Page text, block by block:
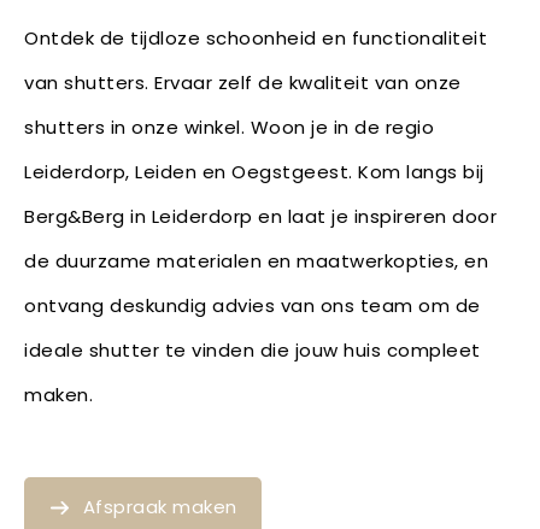
Ontdek de tijdloze schoonheid en functionaliteit
van shutters. Ervaar zelf de kwaliteit van onze
shutters in onze winkel. Woon je in de regio
Leiderdorp, Leiden en Oegstgeest. Kom langs bij
Berg&Berg in Leiderdorp en laat je inspireren door
de duurzame materialen en maatwerkopties, en
ontvang deskundig advies van ons team om de
ideale shutter te vinden die jouw huis compleet
maken.
Afspraak maken